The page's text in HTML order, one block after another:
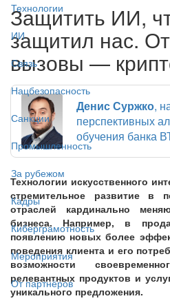
Технологии
ИИ
Связь
Нацбезопасность
Санкции
Промышленность
За рубежом
Кадры
Киберграмотность
Мероприятия
От партнёров
Защитить ИИ,
защитил нас.
вызовы —
Денис Суржко,
перспективных
обучения банка
Технологии искусственного
стремительное развитие в
отраслей кардинально
бизнеса. Например, в
появлению новых более
поведения клиента и его
возможности
релевантных продуктов и
уникального предложения.